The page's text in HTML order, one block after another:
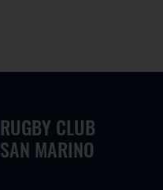
RUGBY CLUB
SAN MARINO